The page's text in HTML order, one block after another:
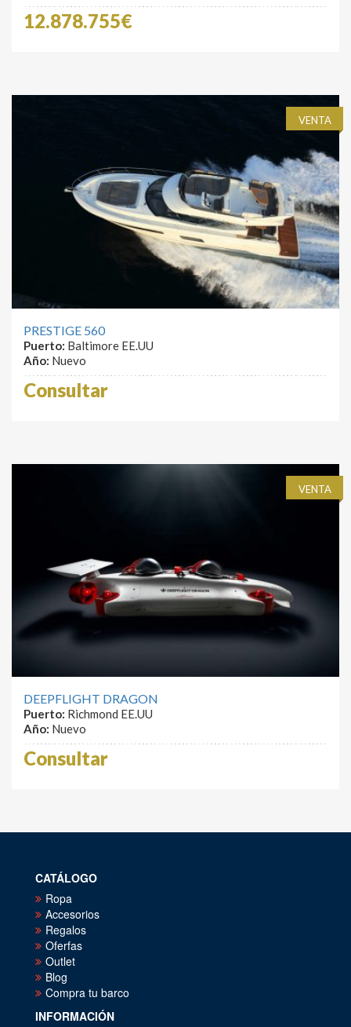
12.878.755€
VENTA
PRESTIGE 560
Puerto: Baltimore EE.UU
Año: Nuevo
Consultar
VENTA
DEEPFLIGHT DRAGON
Puerto: Richmond EE.UU
Año: Nuevo
Consultar
CATÁLOGO
Ropa
Accesorios
Regalos
Oferfas
Outlet
Blog
Compra tu barco
INFORMACIÓN